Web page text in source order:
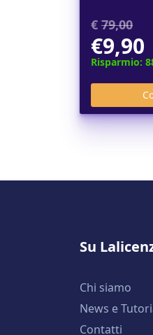
€ 79,00
€9,90
Risparmio:
Su
Chi siamo
News e
Contatti